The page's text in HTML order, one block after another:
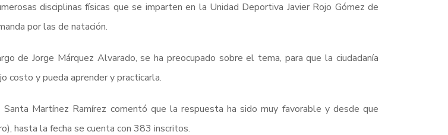
disciplinas físicas que se imparten en la Unidad Deportiva Javier Rojo Gómez de
por las de natación.
de Jorge Márquez Alvarado, se ha preocupado sobre el tema, para que la ciudadanía
costo y pueda aprender y practicarla.
Martínez Ramírez comentó que la respuesta ha sido muy favorable y desde que
hasta la fecha se cuenta con 383 inscritos.